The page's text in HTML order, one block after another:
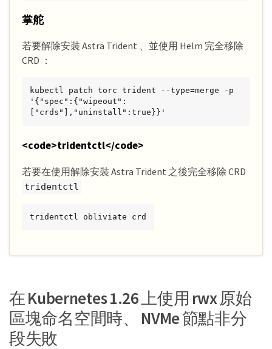
掌舵
若要解除安裝 Astra Trident 、並使用 Helm 完全移除
CRD ：
kubectl patch torc trident --type=merge -p
'{"spec":{"wipeout":
["crds"],"uninstall":true}}'
<code>tridentctl</code>
若要在使用解除安裝 Astra Trident 之後完全移除 CRD
tridentctl
tridentctl obliviate crd
在 Kubernetes 1.26 上使用 rwx 原始
區塊命名空間時、 NVMe 節點非分
段失敗